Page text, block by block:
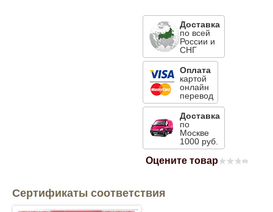
Доставка
по всей
России и
СНГ
Оплата
картой
онлайн
перевод
Доставка
по
Москве
1000 руб.
Оцените товар (0)
Сертификаты соответствия
Opel